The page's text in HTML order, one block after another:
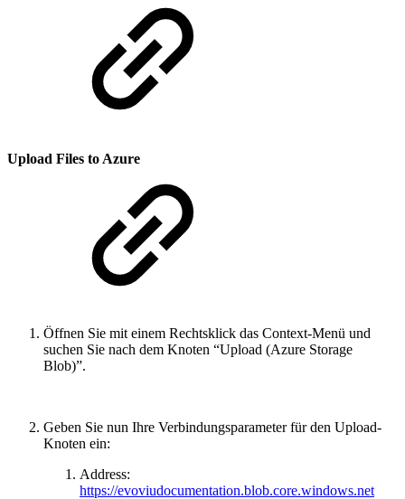
Upload Files to Azure
Öffnen Sie mit einem Rechtsklick das Context-Menü und
suchen Sie nach dem Knoten “Upload (Azure Storage
Blob)”.
Geben Sie nun Ihre Verbindungsparameter für den Upload-
Knoten ein:
Address:
https://evoviudocumentation.blob.core.windows.net